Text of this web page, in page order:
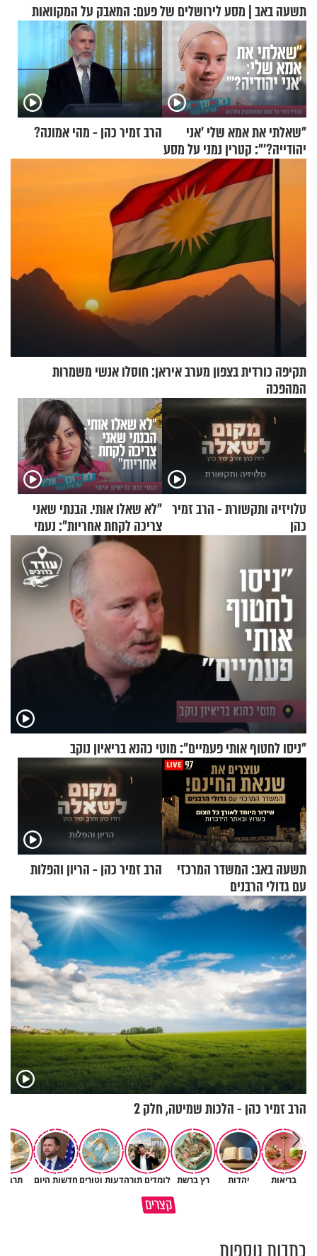
תשעה באב | מסע לירושלים של פעם: המאבק על המקוואות
"שאלתי את אמא שלי 'אני
יהודייה?'": קטרין נמני על מסע
ההתחזקות המרגש
הרב זמיר כהן - מהי אמונה?
תקיפה כורדית בצפון מערב איראן: חוסלו אנשי משמרות
המהפכה
טלויזיה ותקשורת - הרב זמיר
כהן
"לא שאלו אותי. הבנתי שאני
צריכה לקחת אחריות": נעמי
בנט בריאיון אישי
"ניסו לחטוף אותי פעמיים": מוטי כהנא בריאיון נוקב
תשעה באב: המשדר המרכזי
עם גדולי הרבנים
הרב זמיר כהן - הריון והפלות
הרב זמיר כהן - הלכות שמיטה, חלק 2
בריאות יהדות רץ ברשת לומדים תורהדעות וטורים חדשות היום
קצריםמדוע האמונה נמשלה למלח?
גם ׳הרע׳ זה הרחמים של בורא